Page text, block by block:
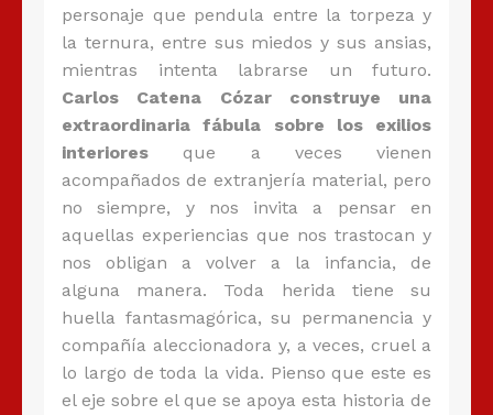
personaje que pendula entre la torpeza y
la ternura, entre sus miedos y sus ansias,
mientras intenta labrarse un futuro.
Carlos Catena Cózar construye una
extraordinaria fábula sobre los exilios
interiores que a veces vienen
acompañados de extranjería material, pero
no siempre, y nos invita a pensar en
aquellas experiencias que nos trastocan y
nos obligan a volver a la infancia, de
alguna manera. Toda herida tiene su
huella fantasmagórica, su permanencia y
compañía aleccionadora y, a veces, cruel a
lo largo de toda la vida. Pienso que este es
el eje sobre el que se apoya esta historia de